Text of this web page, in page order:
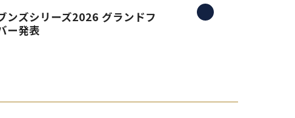
ンズシリーズ2026 グランドフ
ー発表